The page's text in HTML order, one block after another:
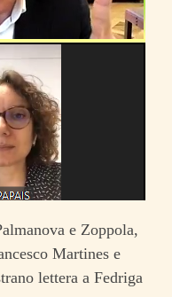
e Zoppola,
Martines e
lettera a Fedriga